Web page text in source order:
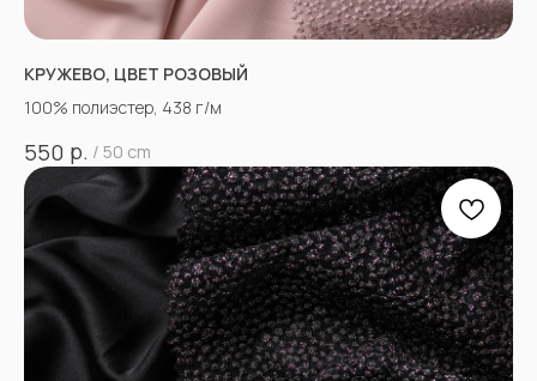
КРУЖЕВО, ЦВЕТ РОЗОВЫЙ
100% полиэстер, 438 г/м
550 р. / 50 cm